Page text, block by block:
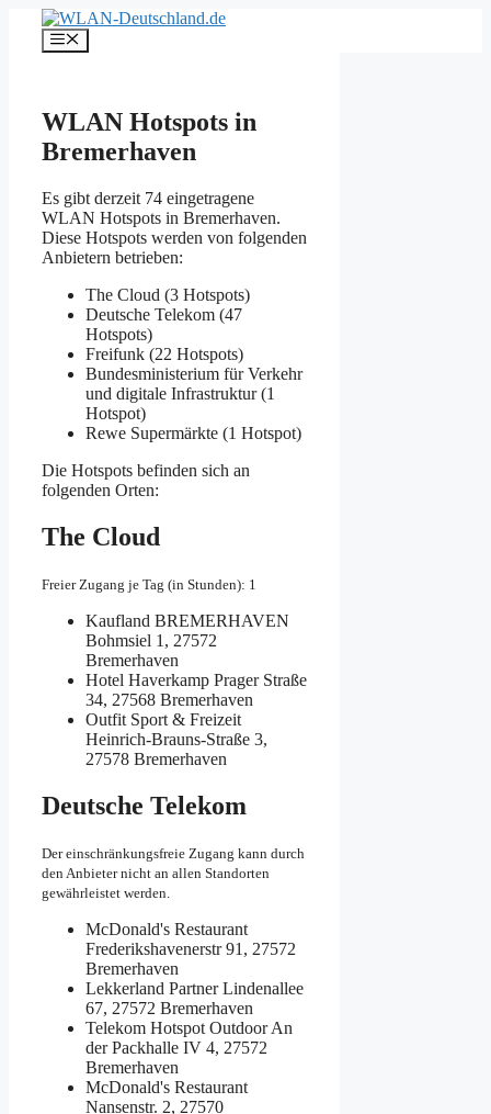
Inhalt
springen
Menü
WLAN Hotspots in
Bremerhaven
Es gibt derzeit 74 eingetragene
WLAN Hotspots in Bremerhaven.
Diese Hotspots werden von folgenden
Anbietern betrieben:
The Cloud (3 Hotspots)
Deutsche Telekom (47
Hotspots)
Freifunk (22 Hotspots)
Bundesministerium für Verkehr
und digitale Infrastruktur (1
Hotspot)
Rewe Supermärkte (1 Hotspot)
Die Hotspots befinden sich an
folgenden Orten:
The Cloud
Freier Zugang je Tag (in Stunden): 1
Kaufland BREMERHAVEN
Bohmsiel 1, 27572
Bremerhaven
Hotel Haverkamp Prager Straße
34, 27568 Bremerhaven
Outfit Sport & Freizeit
Heinrich-Brauns-Straße 3,
27578 Bremerhaven
Deutsche Telekom
Der einschränkungsfreie Zugang kann durch
den Anbieter nicht an allen Standorten
gewährleistet werden.
McDonald's Restaurant
Frederikshavenerstr 91, 27572
Bremerhaven
Lekkerland PartnerLindenallee
67, 27572 Bremerhaven
Telekom Hotspot OutdoorAn
der Packhalle IV 4, 27572
Bremerhaven
McDonald's Restaurant
Nansenstr. 2, 27570